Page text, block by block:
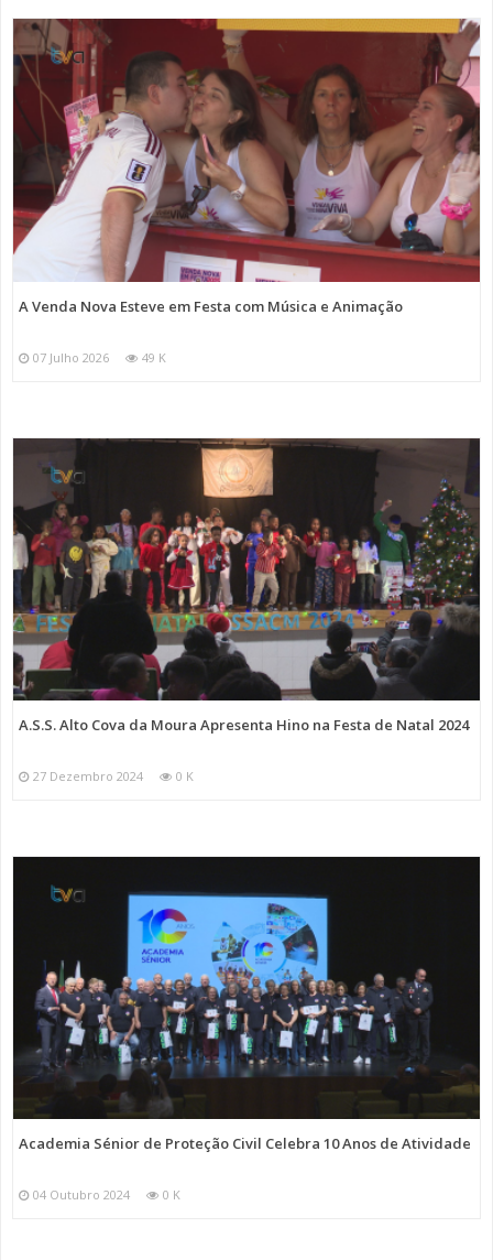
A Venda Nova Esteve em Festa com Música e Animação
07 Julho 2026 49 K
A.S.S. Alto Cova da Moura Apresenta Hino na Festa de Natal 2024
27 Dezembro 2024 0 K
Academia Sénior de Proteção Civil Celebra 10 Anos de Atividade
04 Outubro 2024 0 K